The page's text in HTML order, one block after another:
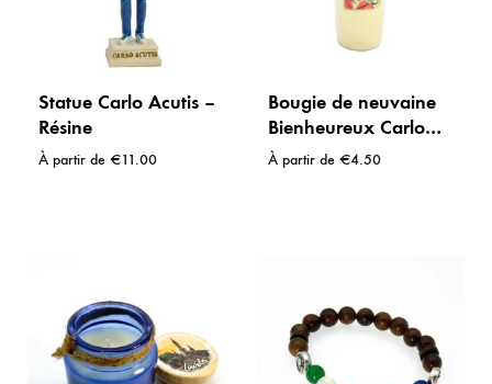
Statue Carlo Acutis –
Résine
À partir de €11.00
Bougie de neuvaine
Bienheureux Carlo
Acutis – 9 jours –
À partir de €4.50